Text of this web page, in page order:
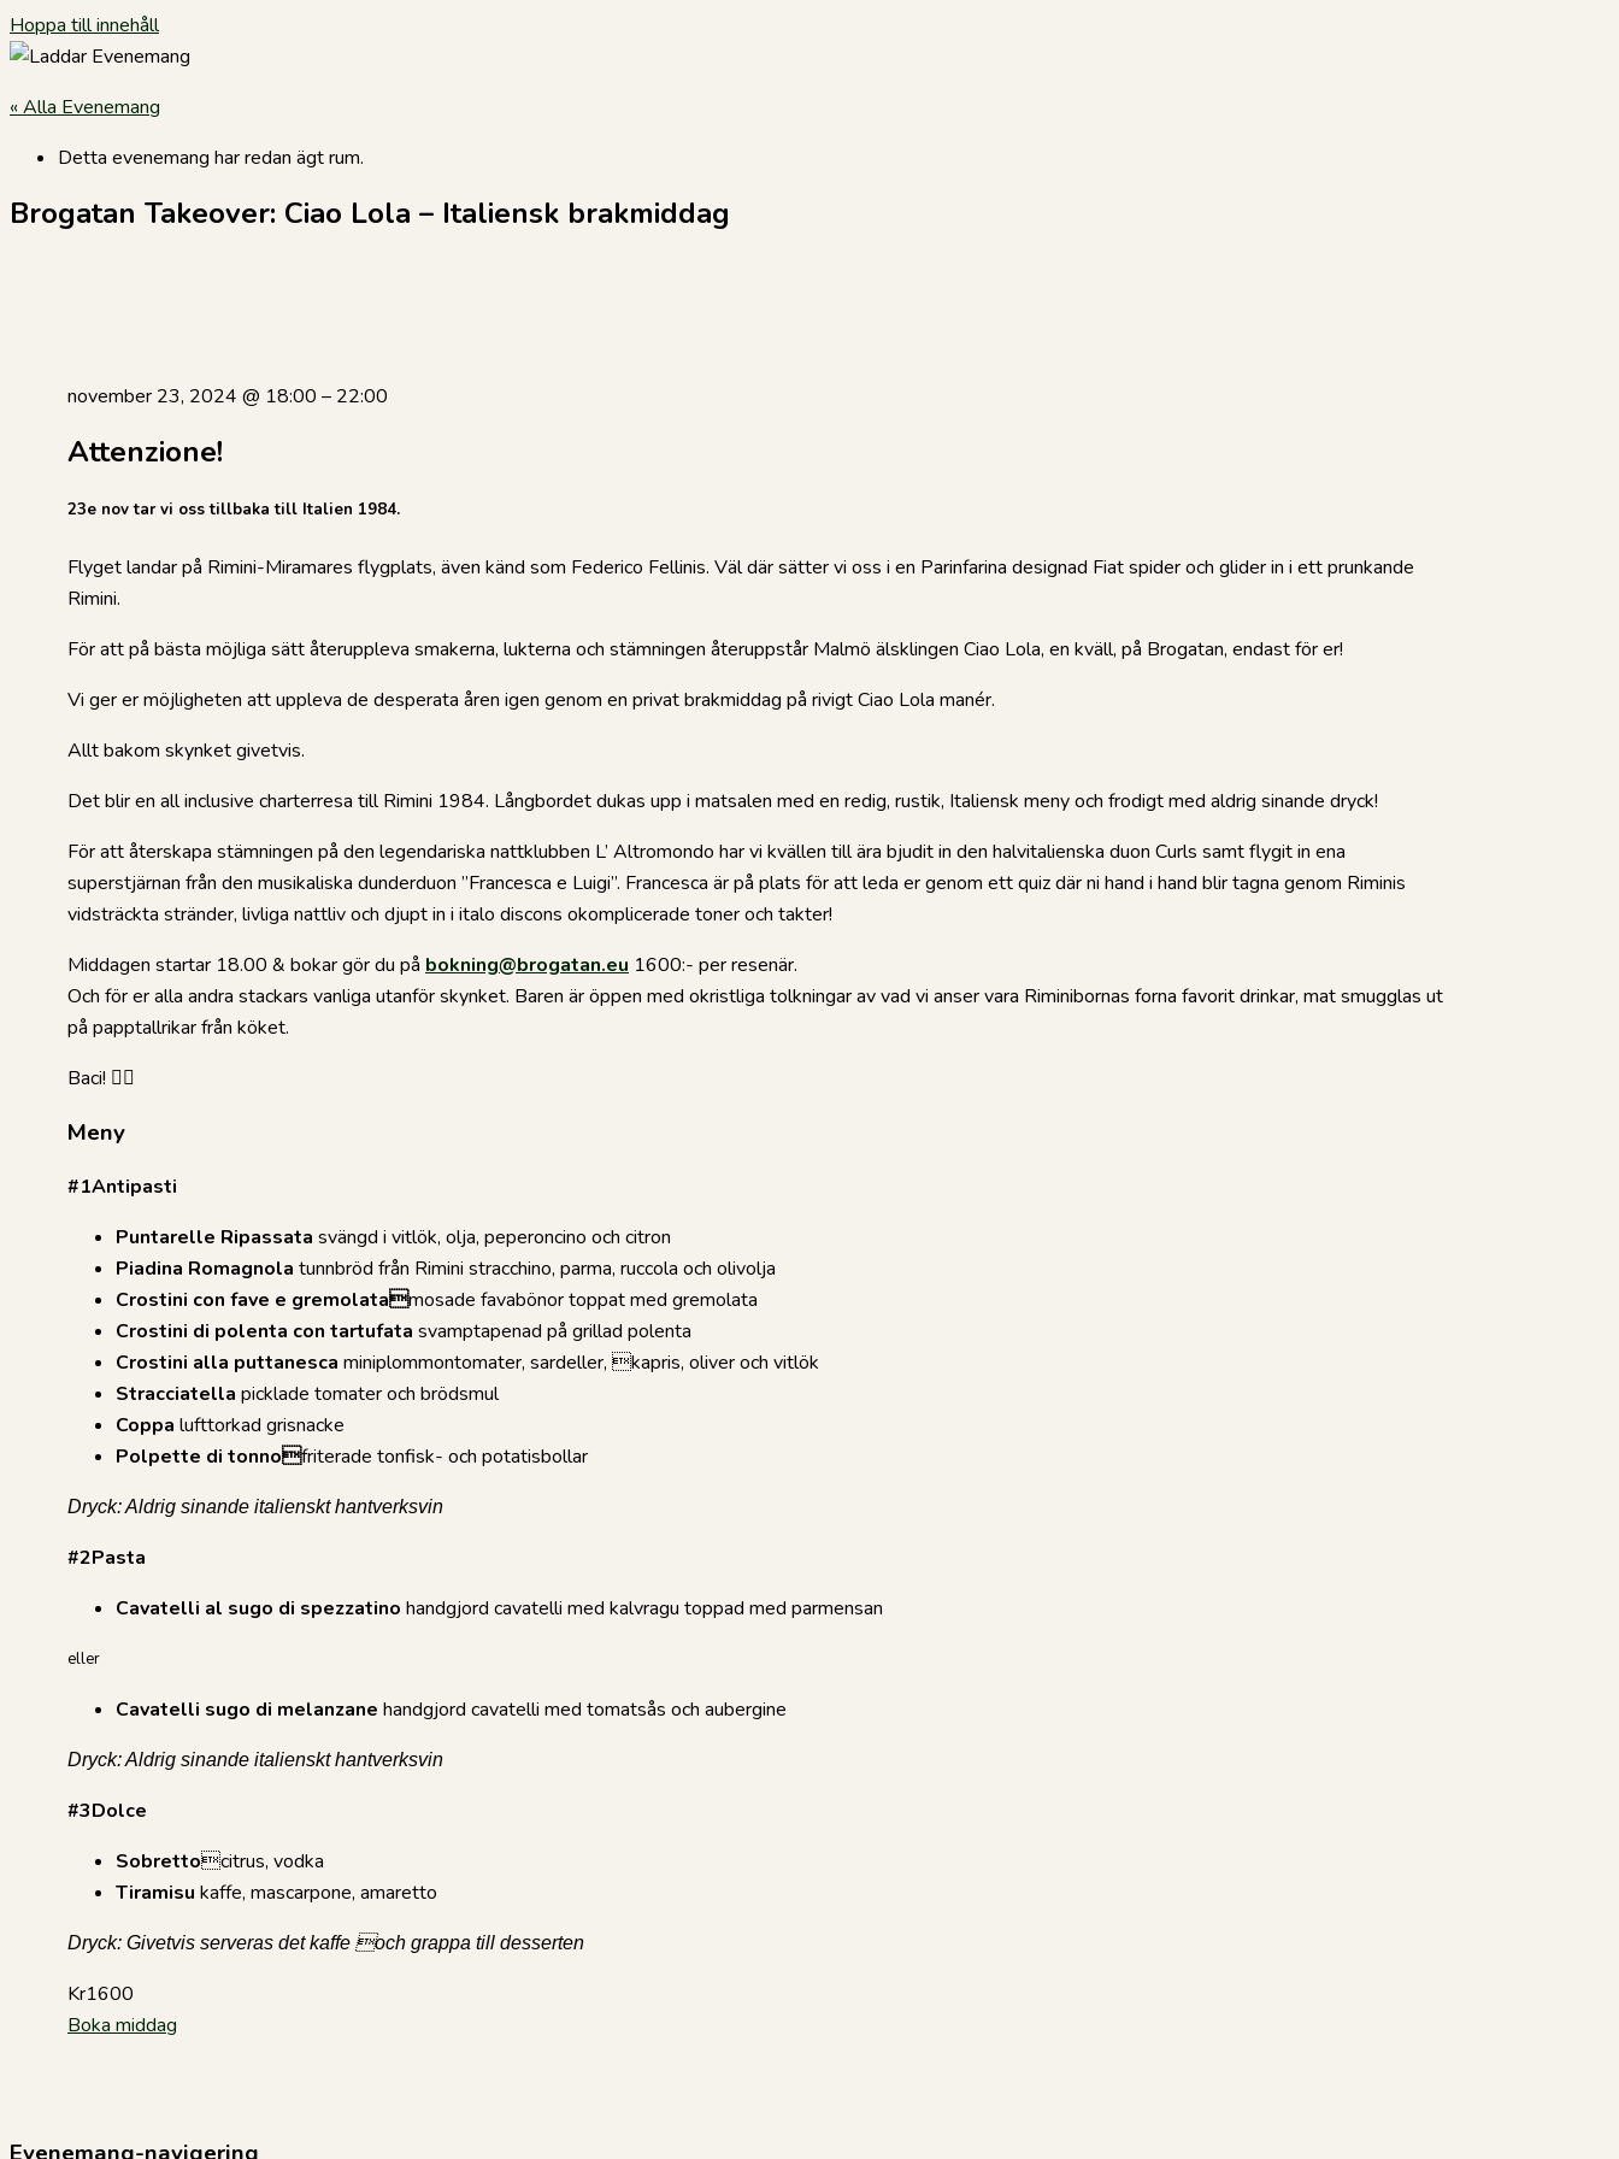
Hoppa till innehåll
« Alla Evenemang
Detta evenemang har redan ägt rum.
Brogatan Takeover: Ciao Lola – Italiensk brakmiddag
november 23, 2024 @ 18:00 – 22:00
Attenzione!
23e nov tar vi oss tillbaka till Italien 1984.
Flyget landar på Rimini-Miramares flygplats, även känd som Federico Fellinis. Väl där sätter vi oss i en Parinfarina designad Fiat spider och glider in i ett prunkande
Rimini.
För att på bästa möjliga sätt återuppleva smakerna, lukterna och stämningen återuppstår Malmö älsklingen Ciao Lola, en kväll, på Brogatan, endast för er!
Vi ger er möjligheten att uppleva de desperata åren igen genom en privat brakmiddag på rivigt Ciao Lola manér.
Allt bakom skynket givetvis.
Det blir en all inclusive charterresa till Rimini 1984. Långbordet dukas upp i matsalen med en redig, rustik, Italiensk meny och frodigt med aldrig sinande dryck!
För att återskapa stämningen på den legendariska nattklubben L’ Altromondo har vi kvällen till ära bjudit in den halvitalienska duon Curls samt flygit in ena
superstjärnan från den musikaliska dunderduon ”Francesca e Luigi”. Francesca är på plats för att leda er genom ett quiz där ni hand i hand blir tagna genom Riminis
vidsträckta stränder, livliga nattliv och djupt in i italo discons okomplicerade toner och takter!
Middagen startar 18.00 & bokar gör du på bokning@brogatan.eu 1600:- per resenär.
Och för er alla andra stackars vanliga utanför skynket. Baren är öppen med okristliga tolkningar av vad vi anser vara Riminibornas forna favorit drinkar, mat smugglas ut
på papptallrikar från köket.
Baci! ❤️‍🔥
Meny
#1Antipasti
Puntarelle Ripassata svängd i vitlök, olja, peperoncino och citron
Piadina Romagnola tunnbröd från Rimini stracchino, parma, ruccola och olivolja
Crostini con fave e gremolatamosade favabönor toppat med gremolata
Crostini di polenta con tartufata svamptapenad på grillad polenta
Crostini alla puttanesca miniplommontomater, sardeller, kapris, oliver och vitlök
Stracciatella picklade tomater och brödsmul
Coppa lufttorkad grisnacke
Polpette di tonnofriterade tonfisk- och potatisbollar
Dryck: Aldrig sinande italienskt hantverksvin
#2Pasta
Cavatelli al sugo di spezzatino handgjord cavatelli med kalvragu toppad med parmensan
eller
Cavatelli sugo di melanzane handgjord cavatelli med tomatsås och aubergine
Dryck: Aldrig sinande italienskt hantverksvin
#3Dolce
Sobrettocitrus, vodka
Tiramisu kaffe, mascarpone, amaretto
Dryck: Givetvis serveras det kaffe och grappa till desserten
Kr1600
Boka middag
Evenemang-navigering